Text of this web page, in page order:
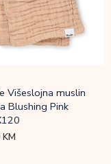
Višeslojna muslin
Blushing Pink
KM